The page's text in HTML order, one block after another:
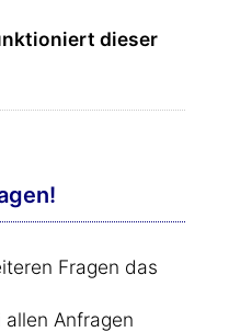
dieser
Fragen das
Anfragen